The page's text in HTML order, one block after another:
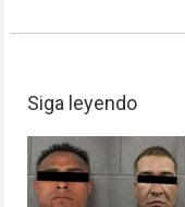
Siga leyendo